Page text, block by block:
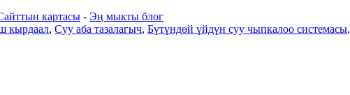
картасы - Эң мыкты блог
кырдаал, Суу аба тазалагыч, Бүтүндөй үйдүн суу чыпкалоо системасы,